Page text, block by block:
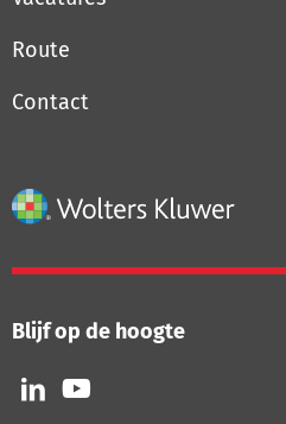
Route
Contact
Blijf op de hoogte
Volg
ons
Volg
ons